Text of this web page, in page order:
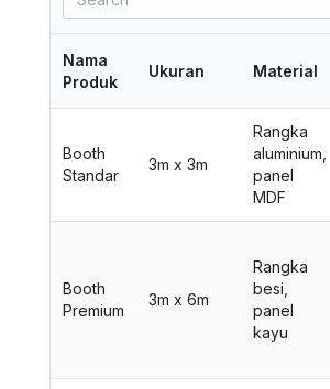
Nama
Produk
Ukuran Material
Booth
Standar
3m x 3m
Rangka
aluminium,
panel
MDF
Booth
Premium
3m x 6m
Rangka
besi,
panel
kayu